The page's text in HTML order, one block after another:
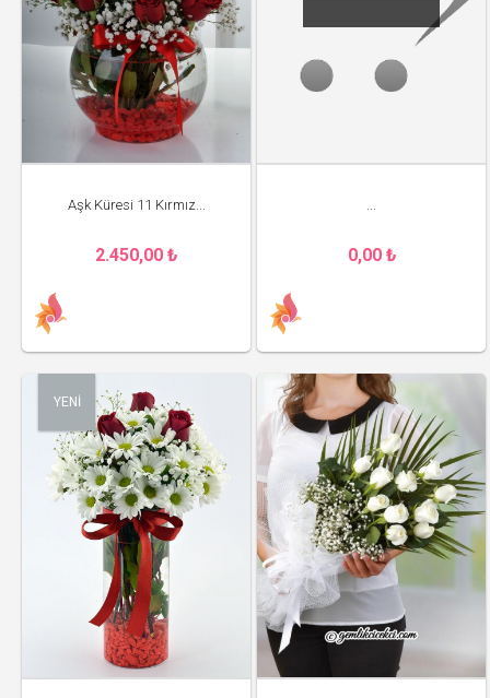
Aşk Küresi 11 Kırmız...
2.450,00 ₺
...
0,00 ₺
YENİ